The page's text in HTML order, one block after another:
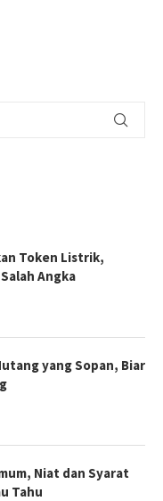
Token Listrik,
Angka
yang Sopan, Biar
Niat dan Syarat
Tahu